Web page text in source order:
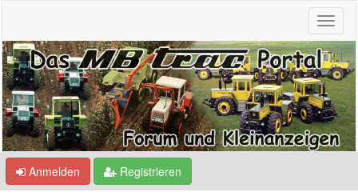
Anmelden Registrieren